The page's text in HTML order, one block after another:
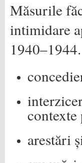
Măsurile
intimidare
arestări